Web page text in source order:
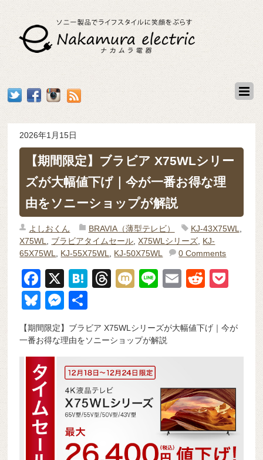
2026年1月15日
【期間限定】ブラビア X75WLシリー
ズが大幅値下げ｜今が一番お得な理
由をソニーショップが解説
よしおくん BRAVIA（薄型テレビ） KJ-43X75WL
X75WL
ブラビアタイムセール ,X75WLシリーズ KJ-
65X75WL
KJ-55X75WL KJ-50X75WL 0 Comments
F
a
c
e
b
o
o
k
X
H
n
T
a
s
M
Li
E
R
di et
Bl
u
e
sk
y
M
ss
n
g
er
有
【期間限定】ブラビア X75WLシリーズが大幅値下げ｜今が
一番お得な理由をソニーショップが解説